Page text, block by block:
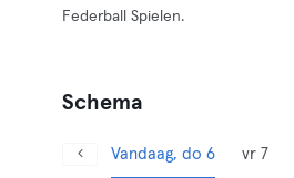
Federball Spielen.
Schema
Vandaag, do 6 vr 7